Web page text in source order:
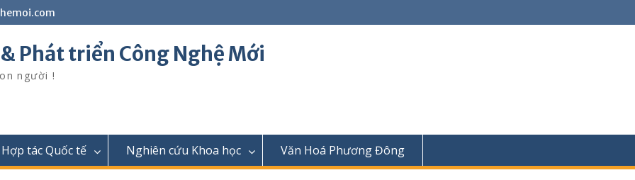
Phát triển Công Nghệ Mới
người !
Hợp tác Quốc tế Nghiên cứu Khoa học Văn Hoá Phương Đông